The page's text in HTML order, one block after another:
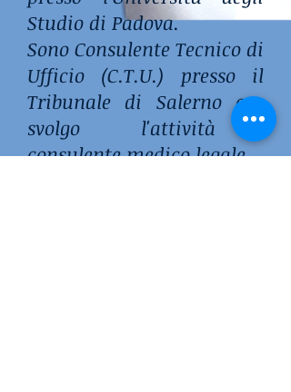
Studio di Padova.
Sono Consulente Tecnico di
Ufficio (C.T.U.) presso il
Tribunale di Salerno ove
svolgo l'attività di
consulente medico legale.